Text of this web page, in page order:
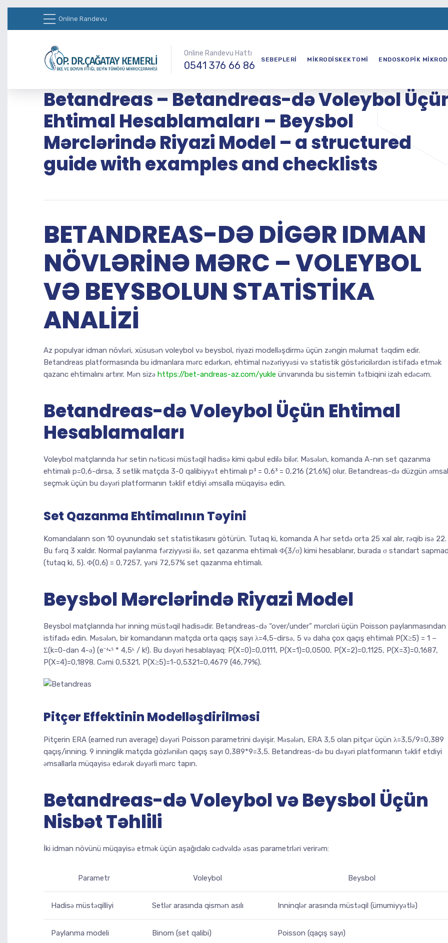
Online Randevu
Online Randevu Hattı
0541 376 66 86 SEBEPLERİ MİKRODİSKEKTOMİ ENDOSKOPİK
Betandreas – Betandreas-də Voleybol
Ehtimal Hesablamaları – Beysbol
Mərclərində Riyazi Model – a structured
guide with examples and checklists
BETANDREAS-DƏ DIGƏR IDMAN
NÖVLƏRINƏ MƏRC – VOLEYBOL
VƏ BEYSBOLUN STATISTIKA
ANALIZI
Az populyar idman növləri, xüsusən voleybol və beysbol, riyazi modelləşdirmə üçün zəngin məlumat təqdim edir.
Betandreas platformasında bu idmanlara mərc edərkən, ehtimal nəzəriyyəsi və statistik göstəricilərdən istifadə etmək
qazanc ehtimalını artırır. Mən sizə https://bet-andreas-az.com/yukle ünvanında bu sistemin tətbiqini izah edəcəm.
Betandreas-də Voleybol Üçün Ehtimal
Hesablamaları
Voleybol matçlarında hər setin nəticəsi müstəqil hadisə kimi qəbul edilə bilər. Məsələn, komanda A-nın set qazanma
ehtimalı p=0,6-dırsa, 3 setlik matçda 3-0 qalibiyyət ehtimalı p³ = 0,6³ = 0,216 (21,6%) olur. Betandreas-də düzgün əmsal
seçmək üçün bu dəyəri platformanın təklif etdiyi əmsalla müqayisə edin.
Set Qazanma Ehtimalının Təyini
Komandaların son 10 oyunundakı set statistikasını götürün. Tutaq ki, komanda A hər setdə orta 25 xal alır, rəqib isə 22.
Bu fərq 3 xaldır. Normal paylanma fərziyyəsi ilə, set qazanma ehtimalı Φ(3/σ) kimi hesablanır, burada σ standart
(tutaq ki, 5). Φ(0,6) = 0,7257, yəni 72,57% set qazanma ehtimalı.
Beysbol Mərclərində Riyazi Model
Beysbol matçlarında hər inning müstəqil hadisədir. Betandreas-də “over/under” mərcləri üçün Poisson paylanmasından
istifadə edin. Məsələn, bir komandanın matçda orta qaçış sayı λ=4,5-dirsə, 5 və daha çox qaçış ehtimalı P(X≥5) = 1 –
Σ(k=0-dan 4-ə) (e⁻⁴·⁵ * 4,5ᵏ / k!). Bu dəyəri hesablayaq: P(X=0)=0,0111, P(X=1)=0,0500, P(X=2)=0,1125, P(X=3)=0,1687,
P(X=4)=0,1898. Cəmi 0,5321, P(X≥5)=1-0,5321=0,4679 (46,79%).
Pitçer Effektinin Modelləşdirilməsi
Pitçerin ERA (earned run average) dəyəri Poisson parametrini dəyişir. Məsələn, ERA 3,5 olan pitçər üçün λ=3,5/9=0,389
qaçış/inning. 9 inninglik matçda gözlənilən qaçış sayı 0,389*9=3,5. Betandreas-də bu dəyəri platformanın təklif etdiyi
əmsallarla müqayisə edərək dəyərli mərc tapın.
Betandreas-də Voleybol və Beysbol Üçün
Nisbət Təhlili
İki idman növünü müqayisə etmək üçün aşağıdakı cədvəldə əsas parametrləri verirəm:
Parametr Voleybol Beysbol
Hadisə müstəqilliyi Setlər arasında qismən asılı Inninqlər arasında müstəqil (ümumiyyətlə)
Paylanma modeli Binom (set qalibi) Poisson (qaçış sayı)